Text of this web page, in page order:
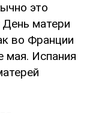
это
матери
во Франции
мая. Испания